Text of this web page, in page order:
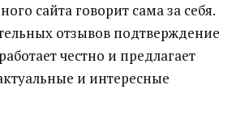
сайта говорит сама за себя.
отзывов подтверждение
честно и предлагает
и интересные